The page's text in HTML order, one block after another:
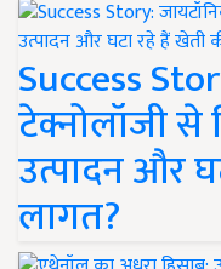
Success
टेक्नोलॉजी
उत्पादन और
लागत?